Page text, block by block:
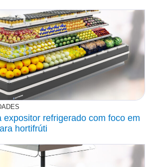
expositor refrigerado com foco em
hortifrúti